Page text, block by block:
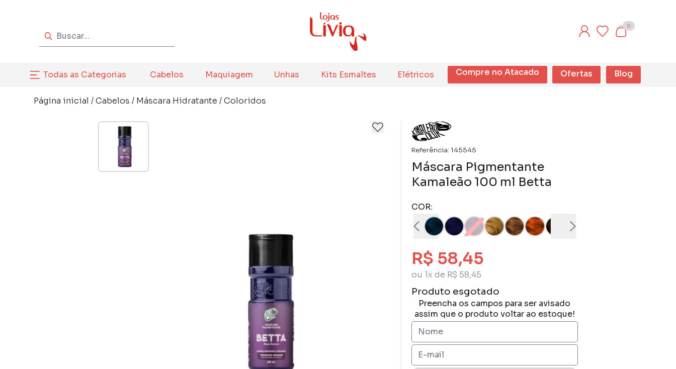
0
Todas as Categorias Cabelos Maquiagem Unhas Kits Esmaltes Elétricos Compre no Atacado Ofertas Blog
Página inicial /Cabelos / Máscara Hidratante /Coloridos
Referência: 145545
Máscara Pigmentante
Kamaleão 100 ml Betta
COR:
R$ 58,45
ou 1x de R$ 58,45
Produto esgotado
Preencha os campos para ser avisado
assim que o produto voltar ao estoque!